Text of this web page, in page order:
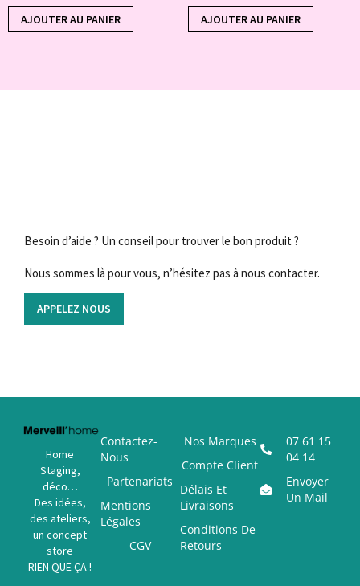
AJOUTER AU PANIER AJOUTER AU PANIER
Besoin d’aide ? Un conseil pour trouver le bon produit ?
Nous sommes là pour vous, n’hésitez pas à nous contacter.
APPELEZ NOUS
Home
Staging,
déco…
Des idées,
des ateliers,
un concept
store
RIEN QUE ÇA !
Contactez-
Nous
Partenariats
Mentions
Légales
CGV
Nos Marques
Compte Client
Délais Et
Livraisons
Conditions De
Retours
07 61 15
04 14
Envoyer
Un Mail